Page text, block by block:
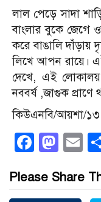
লাল পেড়ে সাদা
বাংলার বুকে জেগে
করে বাঙালি দাঁড়ায়
লিখে আপন রায়ে।
দেখে, এই
নববর্ষ ,জাগুক
কিউএনবি/আয়শা/১৩
Please Share